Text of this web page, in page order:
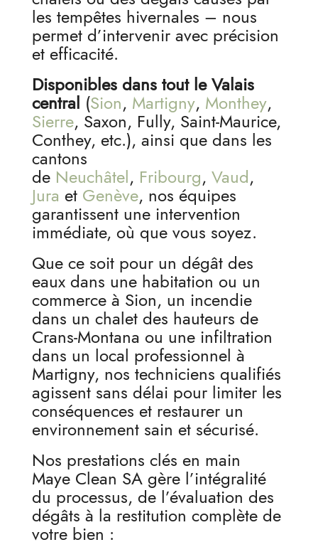
les tempêtes hivernales – nous
permet d’intervenir avec précision
et efficacité.
Disponibles dans tout le Valais
central (Sion, Martigny, Monthey,
Sierre, Saxon, Fully, Saint-Maurice,
Conthey, etc.), ainsi que dans les
cantons
de Neuchâtel, Fribourg, Vaud,
Jura et Genève, nos équipes
garantissent une intervention
immédiate, où que vous soyez.
Que ce soit pour un dégât des
eaux dans une habitation ou un
commerce à Sion, un incendie
dans un chalet des hauteurs de
Crans-Montana ou une infiltration
dans un local professionnel à
Martigny, nos techniciens qualifiés
agissent sans délai pour limiter les
conséquences et restaurer un
environnement sain et sécurisé.
Nos prestations clés en main
Maye Clean SA gère l’intégralité
du processus, de l’évaluation des
dégâts à la restitution complète de
votre bien :